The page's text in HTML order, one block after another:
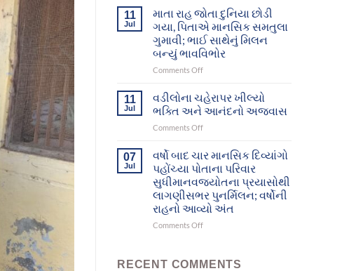
દિવ્યાંગો
આખરે
પોતાના
પરિવાર
સુધી
પહોંચ્યા
આશ્રમનાં
12
મનોરોગીઓભુજથી
પોતાના
ઘર-
પરિવાર
પહોંચશે
11
Jul
માતા રાહ જોતા દુનિયા છોડી
ગયા, પિતાએ માનસિક સમતુલા
ગુમાવી; ભાઈ સાથેનું મિલન
બન્યું ભાવવિભોર
Comments Offon
રાહ
જોતા
દુનિયા
છોડી
પિતાએ
માનસિક
સમતુલા
ગુમાવી;
ભાઈ
સાથેનું
મિલન
11
Jul
વડીલોના ચહેરાપર ખીલ્યો
ભક્તિ અને આનંદનો અજવાસ
Comments Offon
ખીલ્યો
ભક્તિ
અને
આનંદનો
અજવાસ
07
Jul
વર્ષો બાદ ચાર માનસિક દિવ્યાંગો
પહોંચ્યા પોતાના પરિવાર
સુધીમાનવજ્યોતના પ્રયાસોથી
લાગણીસભર પુનર્મિલન; વર્ષોની
રાહનો આવ્યો અંત
Comments Offon
ચાર
RECENT COMMENTS